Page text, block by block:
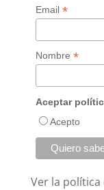
Email*
Nombre*
Aceptar
Acepto
Ver la política